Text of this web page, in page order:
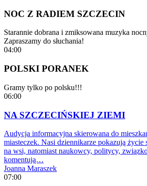
NOC Z RADIEM SZCZECIN
Starannie dobrana i zmiksowana muzyka
Zapraszamy do słuchania!
04:00
POLSKI PORANEK
Gramy tylko po polsku!!!
06:00
NA SZCZECIŃSKIEJ ZIEMI
Audycja informacyjna skierowana do
miasteczek. Nasi dziennikarze pokazują życie
na wsi, natomiast naukowcy, politycy,
komentują…
Joanna Maraszek
07:00